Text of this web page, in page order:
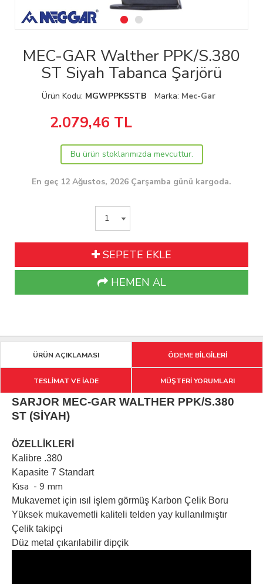
MEC-GAR Walther PPK/S.380
ST Siyah Tabanca Şarjörü
Ürün Kodu: MGWPPKSSTB Marka: Mec-Gar
2.079,46 TL
Bu ürün stoklarımızda mevcuttur.
En geç 12 Ağustos, 2026 Çarşamba günü kargoda.
SEPETE EKLE
HEMEN AL
ÜRÜN AÇIKLAMASI ÖDEME BİLGİLERİ
TESLİMAT VE İADE MÜŞTERİ YORUMLARI
SARJOR MEC-GAR WALTHER PPK/S.380
ST (SİYAH)
ÖZELLİKLERİ
Kalibre .380
Kapasite 7 Standart
Kısa - 9 mm
Mukavemet için ısıl işlem görmüş Karbon Çelik Boru
Yüksek mukavemetli kaliteli telden yay kullanılmıştır
Çelik takipçi
Düz metal çıkarılabilir dipçik